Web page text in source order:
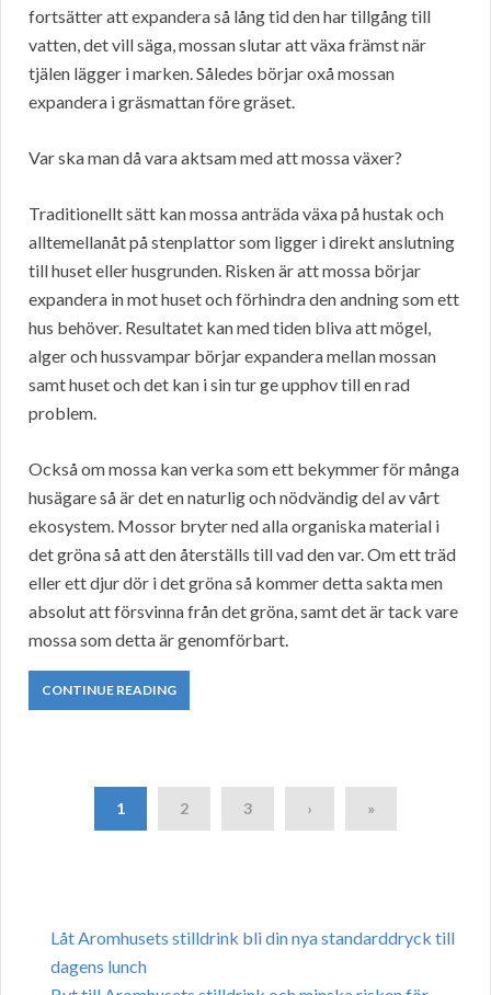
fortsätter att expandera så lång tid den har tillgång till
vatten, det vill säga, mossan slutar att växa främst när
tjälen lägger i marken. Således börjar oxå mossan
expandera i gräsmattan före gräset.
Var ska man då vara aktsam med att mossa växer?
Traditionellt sätt kan mossa anträda växa på hustak och
alltemellanåt på stenplattor som ligger i direkt anslutning
till huset eller husgrunden. Risken är att mossa börjar
expandera in mot huset och förhindra den andning som ett
hus behöver. Resultatet kan med tiden bliva att mögel,
alger och hussvampar börjar expandera mellan mossan
samt huset och det kan i sin tur ge upphov till en rad
problem.
Också om mossa kan verka som ett bekymmer för många
husägare så är det en naturlig och nödvändig del av vårt
ekosystem. Mossor bryter ned alla organiska material i
det gröna så att den återställs till vad den var. Om ett träd
eller ett djur dör i det gröna så kommer detta sakta men
absolut att försvinna från det gröna, samt det är tack vare
mossa som detta är genomförbart.
CONTINUE READING
1 2 3 › »
Låt Aromhusets stilldrink bli din nya standarddryck till
dagens lunch